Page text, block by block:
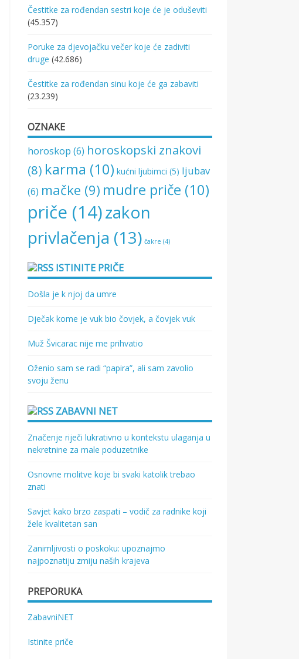
Čestitke za rođendan sestri koje će je oduševiti
(45.357)
Poruke za djevojačku večer koje će zadiviti
druge (42.686)
Čestitke za rođendan sinu koje će ga zabaviti
(23.239)
OZNAKE
horoskop (6) horoskopski znakovi
(8) karma (10) kućni ljubimci (5) ljubav
(6) mačke (9) mudre priče (10)
priče (14)zakon
privlačenja (13) čakre (4)
ISTINITE PRIČE
Došla je k njoj da umre
Dječak kome je vuk bio čovjek, a čovjek vuk
Muž Švicarac nije me prihvatio
Oženio sam se radi “papira”, ali sam zavolio
svoju ženu
ZABAVNI NET
Značenje riječi lukrativno u kontekstu ulaganja u
nekretnine za male poduzetnike
Osnovne molitve koje bi svaki katolik trebao
znati
Savjet kako brzo zaspati – vodič za radnike koji
žele kvalitetan san
Zanimljivosti o poskoku: upoznajmo
najpoznatiju zmiju naših krajeva
PREPORUKA
ZabavniNET
Istinite priče